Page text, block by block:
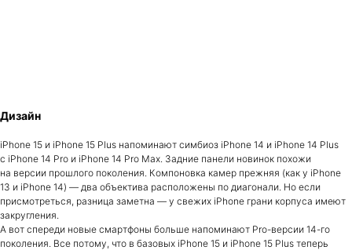
Дизайн
iPhone 15 и iPhone 15 Plus напоминают симбиоз iPhone 14 и iPhone 14 Plus
с iPhone 14 Pro и iPhone 14 Pro Max. Задние панели новинок похожи
на версии прошлого поколения. Компоновка камер прежняя (как у iPhone
13 и iPhone 14) — два объектива расположены по диагонали. Но если
присмотреться, разница заметна — у свежих iPhone грани корпуса имеют
закругления.
А вот спереди новые смартфоны больше напоминают Pro-версии 14-го
поколения. Все потому, что в базовых iPhone 15 и iPhone 15 Plus теперь